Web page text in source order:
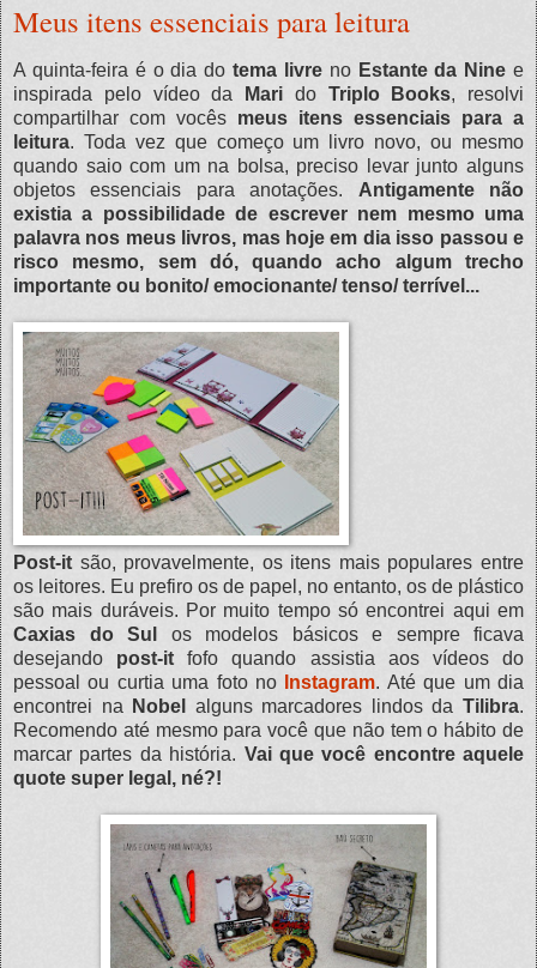
Meus itens essenciais para leitura
A quinta-feira é o dia do tema livreno Estante da Nine e
inspirada pelo vídeo da
Mari do Triplo Books, resolvi
compartilhar com vocês meus itens essenciais para a
leitura. Toda vez que começo um livro novo, ou mesmo
quando saio com um na bolsa, preciso levar junto alguns
objetos essenciais para anotações. Antigamente não
existia a possibilidade de escrever nem mesmo uma
palavra nos meus livros, mas hoje em dia isso passou e
risco mesmo, sem dó, quando acho algum trecho
importante ou bonito/ emocionante/ tenso/ terrível...
Post-itsão, provavelmente, os itens mais populares entre
os leitores. Eu prefiro os de papel, no entanto, os de plástico
são mais duráveis. Por muito tempo só encontrei aqui em
Caxias do Sul
os modelos básicos e sempre ficava
desejando post-it fofo quando assistia aos vídeos do
pessoal ou curtia uma foto no
Instagram. Até que um dia
encontrei na Nobel alguns marcadores lindos daTilibra.
Recomendo até mesmo para você que não tem o hábito de
marcar partes da história. Vai que você encontre aquele
quote super legal, né?!